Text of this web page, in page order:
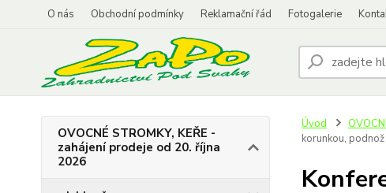
O nás Obchodní podmínky Reklamační řád Fotogalerie
OVOCNÉ STROMKY, KEŘE -
zahájení prodeje od 20. října
2026
Úvod
korunkou,